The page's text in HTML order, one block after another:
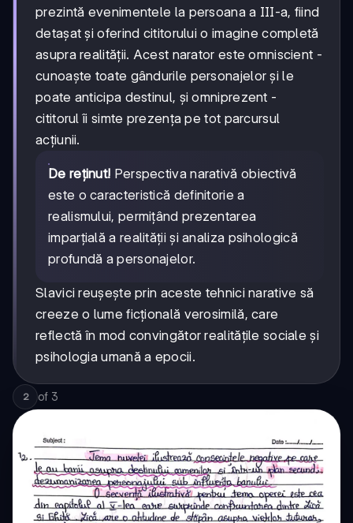
prezintă evenimentele la persoana a III-a, fiind
detașat și oferind cititorului o imagine completă
asupra realității. Acest narator este omniscient -
cunoaște toate gândurile personajelor și le
poate anticipa destinul, și omniprezent -
cititorul îi simte prezența pe tot parcursul
acțiunii.
De reținut! Perspectiva narativă obiectivă
este o caracteristică definitorie a
realismului, permițând prezentarea
imparțială a realității și analiza psihologică
profundă a personajelor.
Slavici reușește prin aceste tehnici narative să
creeze o lume ficțională verosimilă, care
reflectă în mod convingător realitățile sociale și
psihologia umană a epocii.
2 of 3